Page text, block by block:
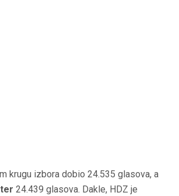
krugu izbora dobio 24.535 glasova, a
24.439 glasova. Dakle, HDZ je